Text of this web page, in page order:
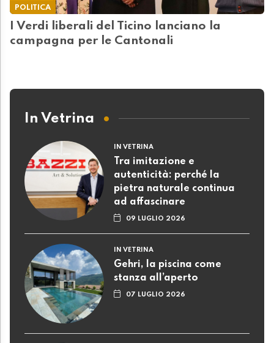
POLITICA
I Verdi liberali del Ticino lanciano la
campagna per le Cantonali
In Vetrina
IN VETRINA
Tra imitazione e
autenticità: perché la
pietra naturale continua
ad affascinare
09 LUGLIO 2026
IN VETRINA
Gehri, la piscina come
stanza all’aperto
07 LUGLIO 2026